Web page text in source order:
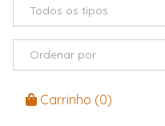
Todos os tipos
Ordenar por
Carrinho (0)